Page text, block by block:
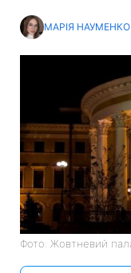
МАРІЯ НАУМЕНКО
Фото: Жовтневий